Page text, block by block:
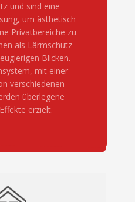
und sind eine
um ästhetisch
Privatbereiche zu
als Lärmschutz
Blicken.
mit einer
verschiedenen
überlegene
erzielt.